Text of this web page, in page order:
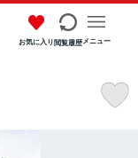
お気に入り閲覧履歴メニュー